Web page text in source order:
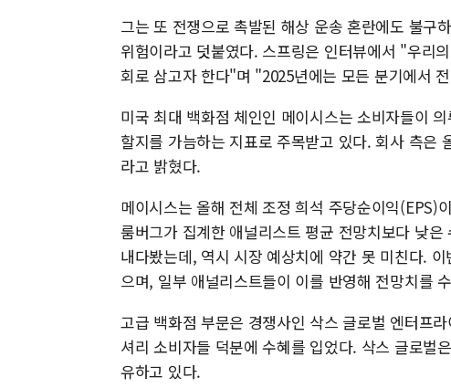
그는 또 전쟁으로 촉발된 해상 운송 혼란에도 불구
위험이라고 덧붙였다. 스프링은 인터뷰에서 "우리
회로 삼고자 한다"며 "2025년에는 모든 분기에서
미국 최대 백화점 체인인 메이시스는 소비자들이
할지를 가늠하는 지표로 주목받고 있다. 회사 측은
라고 밝혔다.
메이시스는 올해 전체 조정 희석 주당순이익(EPS)
룸버그가 집계한 애널리스트 평균 전망치보다 낮
내다봤는데, 역시 시장 예상치에 약간 못 미친다.
으며, 일부 애널리스트들이 이를 반영해 전망치를
고급 백화점 부문은 경쟁사인 삭스 글로벌 엔터프
셔리 소비자들 덕분에 수혜를 입었다. 삭스 글로벌
유하고 있다.